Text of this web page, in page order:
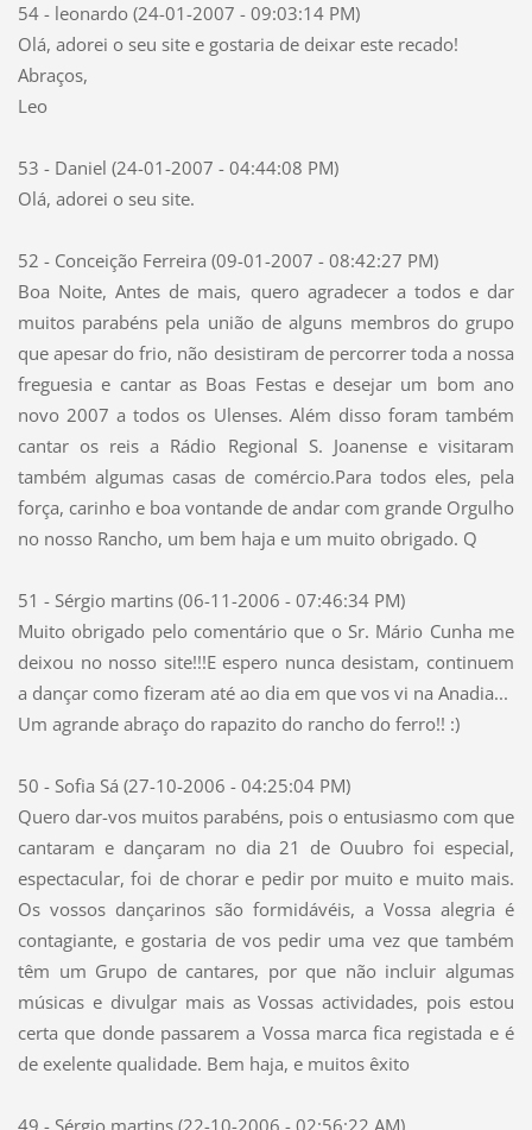
54 - leonardo (24-01-2007 - 09:03:14 PM)
Olá, adorei o seu site e gostaria de deixar este recado!
Abraços,
Leo
53 - Daniel (24-01-2007 - 04:44:08 PM)
Olá, adorei o seu site.
52 - Conceição Ferreira (09-01-2007 - 08:42:27 PM)
Boa Noite, Antes de mais, quero agradecer a todos e dar
muitos parabéns pela união de alguns membros do grupo
que apesar do frio, não desistiram de percorrer toda a nossa
freguesia e cantar as Boas Festas e desejar um bom ano
novo 2007 a todos os Ulenses. Além disso foram também
cantar os reis a Rádio Regional S. Joanense e visitaram
também algumas casas de comércio.Para todos eles, pela
força, carinho e boa vontande de andar com grande Orgulho
no nosso Rancho, um bem haja e um muito obrigado. Q
51 - Sérgio martins (06-11-2006 - 07:46:34 PM)
Muito obrigado pelo comentário que o Sr. Mário Cunha me
deixou no nosso site!!!E espero nunca desistam, continuem
a dançar como fizeram até ao dia em que vos vi na Anadia...
Um agrande abraço do rapazito do rancho do ferro!! :)
50 - Sofia Sá (27-10-2006 - 04:25:04 PM)
Quero dar-vos muitos parabéns, pois o entusiasmo com que
cantaram e dançaram no dia 21 de Ouubro foi especial,
espectacular, foi de chorar e pedir por muito e muito mais.
Os vossos dançarinos são formidávéis, a Vossa alegria é
contagiante, e gostaria de vos pedir uma vez que também
têm um Grupo de cantares, por que não incluir algumas
músicas e divulgar mais as Vossas actividades, pois estou
certa que donde passarem a Vossa marca fica registada e é
de exelente qualidade. Bem haja, e muitos êxito